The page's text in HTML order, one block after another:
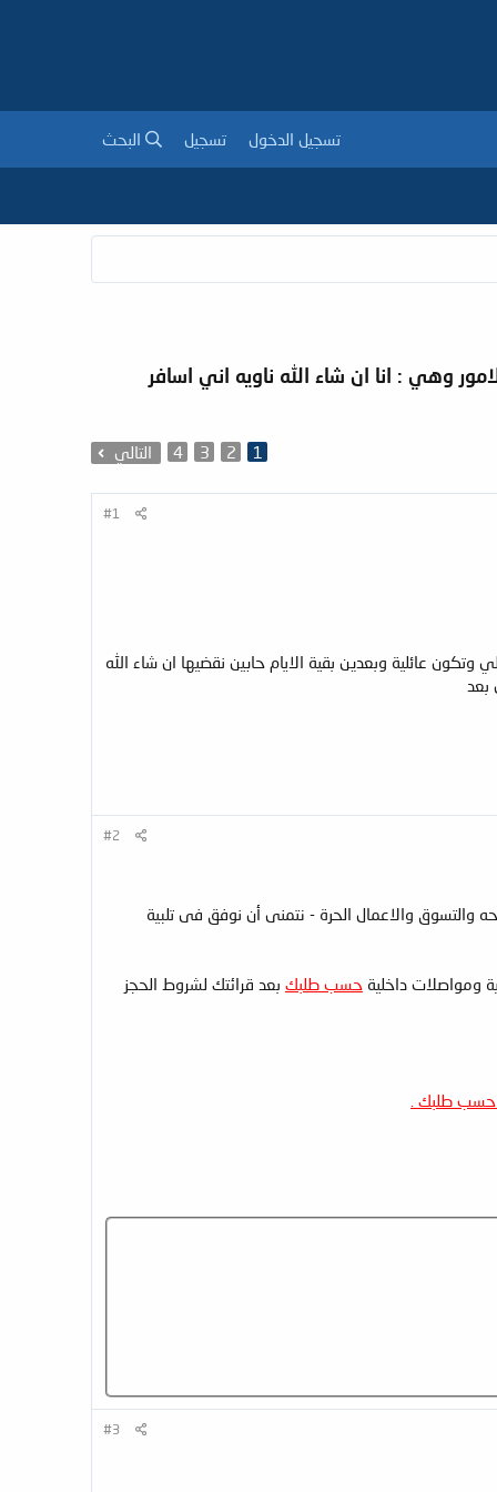
تسجيل الدخول تسجيل البحث
وهي : انا ان شاء الله ناويه اني اسافر
1
2
3
4 التالي
#1
عائلية وبعدين بقية الايام حابين نقضيها ان شاء الله
بعد
#2
والاعمال الحرة - نتمنى أن نوفق فى تلبية
ومواصلات داخلية حسب طلبك بعد قرائتك لشروط الحجز
حسب طلبك .
#3